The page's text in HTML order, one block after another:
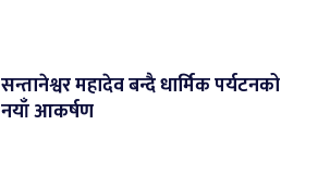
सन्तानेश्वर महादेव बन्दै धार्मिक पर्यटनको
नयाँ आकर्षण